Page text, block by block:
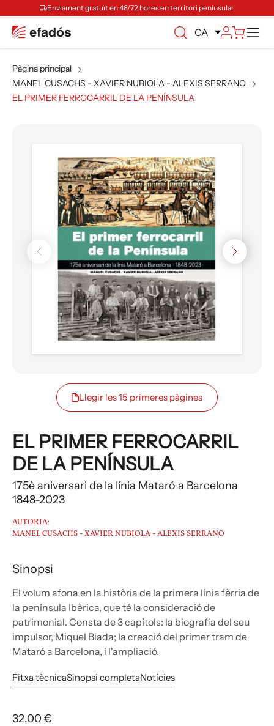
Enviament gratuït en 48/72 hores en territori peninsular
CA
Pàgina principal
MANEL CUSACHS - XAVIER NUBIOLA - ALEXIS SERRANO
EL PRIMER FERROCARRIL DE LA PENÍNSULA
Llegir les 15 primeres pàgines
EL PRIMER FERROCARRIL
DE LA PENÍNSULA
175è aniversari de la línia Mataró a Barcelona
1848-2023
AUTORIA:
MANEL CUSACHS - XAVIER NUBIOLA - ALEXIS SERRANO
Sinopsi
El volum afona en la història de la primera línia fèrria de
la península Ibèrica, que té la consideració de
patrimonial. Consta de 3 capítols: la biografia del seu
impulsor, Miquel Biada; la creació del primer tram de
Mataró a Barcelona, i l'ampliació.
Fitxa tècnicaSinopsi completaNotícies
32,00 €